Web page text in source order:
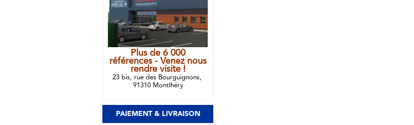
Plus de 6 000
références - Venez nous
rendre visite !
23 bis, rue des Bourguignons,
91310 Montlhéry
PAIEMENT & LIVRAISON